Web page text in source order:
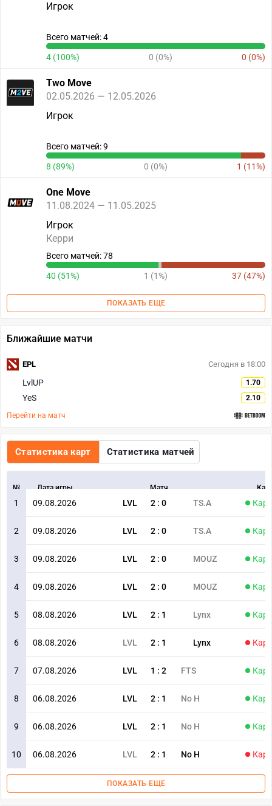
Игрок
Всего матчей: 4
4 (100%) 0 (0%) 0 (0%)
Two Move
02.05.2026 — 12.05.2026
Игрок
Всего матчей: 9
8 (89%) 0 (0%) 1 (11%)
One Move
11.08.2024 — 11.05.2025
Игрок
Керри
Всего матчей: 78
40 (51%) 1 (1%) 37 (47%)
ПОКАЗАТЬ ЕЩЕ
Ближайшие матчи
Сегодня в 18:00
LvlUP
YeS
Перейти на матч
1.70
2.10
EPL
Статистика карт Статистика матчей
№ Дата игры Матч
1 09.08.2026 LVL TS.A
2 : 0
2 09.08.2026 LVL TS.A
2 : 0
3 09.08.2026 LVL MOUZ
2 : 0
4 09.08.2026 LVL MOUZ
2 : 0
5 08.08.2026 LVL Lynx
2 : 1
6 08.08.2026 LVL Lynx
2 : 1
7 07.08.2026 LVL FTS
1 : 2
8 06.08.2026 LVL No H
2 : 1
9 06.08.2026 LVL No H
2 : 1
10 06.08.2026 LVL No H
2 : 1
ПОКАЗАТЬ ЕЩЕ